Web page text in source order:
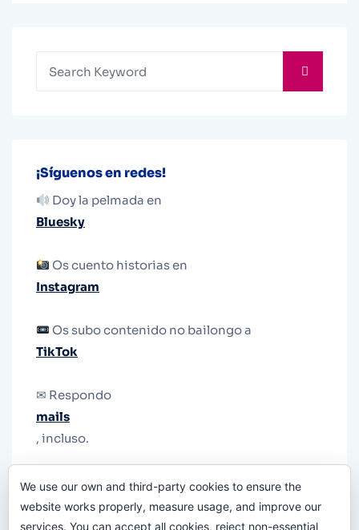
¡Síguenos en redes!
Doy la pelmada en
Bluesky
Os cuento historias en
Instagram
Os subo contenido no bailongo a
TikTok
✉ Respondo
mails
, incluso.
le quiten el teléfono.
We use our own and third-party cookies to ensure the
website works properly, measure usage, and improve our
services. You can accept all cookies, reject non-essential